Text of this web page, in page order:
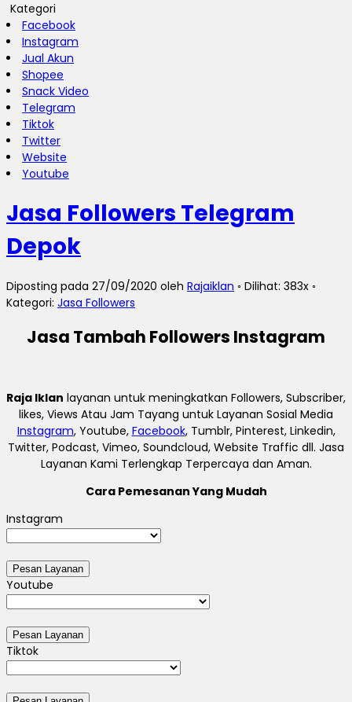
Kategori
Facebook
Instagram
Jual Akun
Shopee
Snack Video
Telegram
Tiktok
Twitter
Website
Youtube
Jasa Followers Telegram
Depok
Diposting pada 27/09/2020 oleh Rajaiklan ◦ Dilihat: 383x ◦
Kategori: Jasa Followers
Jasa Tambah Followers Instagram
Raja Iklan layanan untuk meningkatkan Followers, Subscriber,
likes, Views Atau Jam Tayang untuk Layanan Sosial Media
Instagram, Youtube, Facebook, Tumblr, Pinterest, Linkedin,
Twitter, Podcast, Vimeo, Soundcloud, Website Traffic dll. Jasa
Layanan Kami Terlengkap Terpercaya dan Aman.
Cara Pemesanan Yang Mudah
Instagram
Youtube
Tiktok